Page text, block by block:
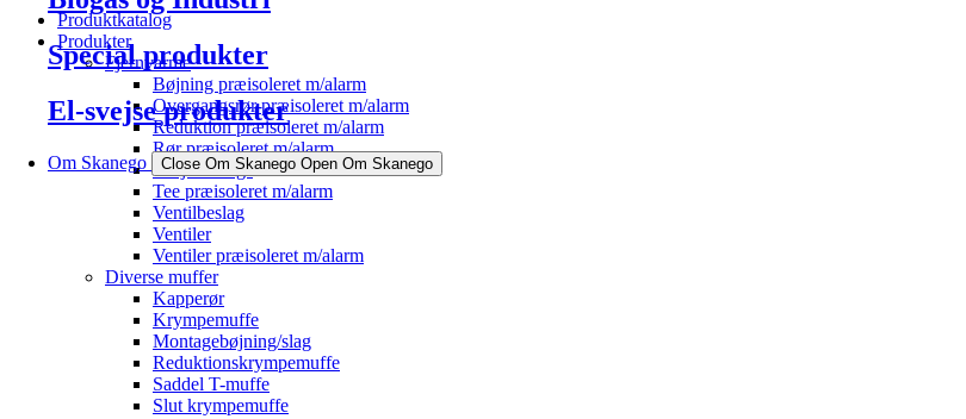
Special produkter
El-svejse produkter
Om Skanego Close Om Skanego Open Om Skanego
Produktkatalog
Produkter
Fjernvarme
Bøjning præisoleret m/alarm
Overgangsrør præisoleret m/alarm
Reduktion præisoleret m/alarm
Rør præisoleret m/alarm
Svejsefittings
Tee præisoleret m/alarm
Ventilbeslag
Ventiler
Ventiler præisoleret m/alarm
Diverse muffer
Kapperør
Krympemuffe
Montagebøjning/slag
Reduktionskrympemuffe
Saddel T-muffe
Slut krympemuffe